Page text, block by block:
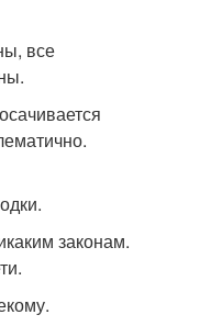
все
законам.